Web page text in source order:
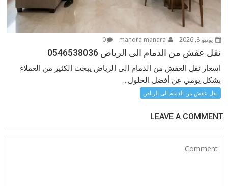
يونيو 8, 2026 0
نقل عفش من الدمام الى الرياض 0546538036
اسعار نقل العفش من الدمام الى الرياض يبحث الكثير من العملاء
بشكل يومي عن أفضل الحلول...
نقل عفش من الدمام الى الرياض
LEAVE A COMMENT